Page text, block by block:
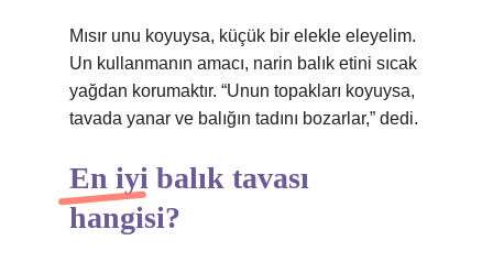
Mısır unu koyuysa, küçük bir elekle eleyelim.
Un kullanmanın amacı, narin balık etini sıcak
yağdan korumaktır. “Unun topakları koyuysa,
tavada yanar ve balığın tadını bozarlar,” dedi.
En iyi balık tavası
hangisi?